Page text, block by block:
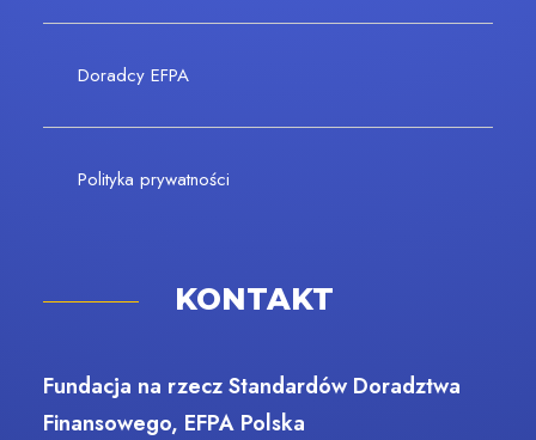
Doradcy EFPA
Polityka prywatności
KONTAKT
Fundacja na rzecz Standardów Doradztwa
Finansowego, EFPA Polska